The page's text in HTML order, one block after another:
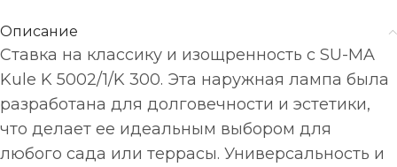
Описание
Ставка на классику и изощренность с SU-MA
Kule K 5002/1/K 300. Эта наружная лампа была
разработана для долговечности и эстетики,
что делает ее идеальным выбором для
любого сада или террасы. Универсальность и